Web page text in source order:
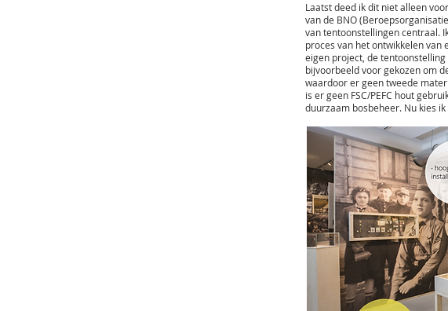
Laatst deed ik dit niet alleen
van de BNO
van tentoonstellingen centraal.
proces van het ontwikkelen van
eigen project, de
bijvoorbeeld voor gekozen om
waardoor er geen tweede
is er geen FSC/PEFC hout
duurzaam bosbeheer. Nu kies